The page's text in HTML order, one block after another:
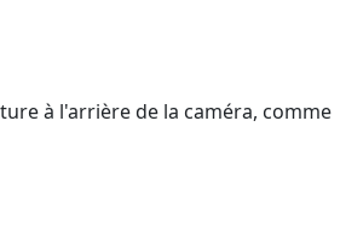
à l'arrière de la caméra, comme